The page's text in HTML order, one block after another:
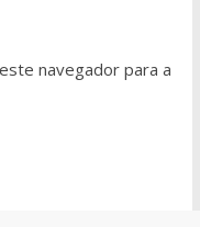
navegador para a